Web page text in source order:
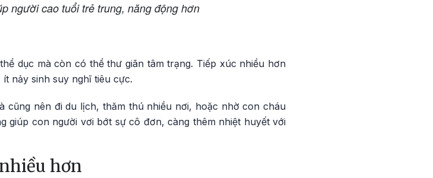
người cao tuổi trẻ trung, năng động hơn
dục mà còn có thể thư giãn tâm trạng. Tiếp xúc nhiều hơn
nảy sinh suy nghĩ tiêu cực.
cũng nên đi du lịch, thăm thú nhiều nơi, hoặc nhờ con cháu
giúp con người vơi bớt sự cô đơn, càng thêm nhiệt huyết với
hơn